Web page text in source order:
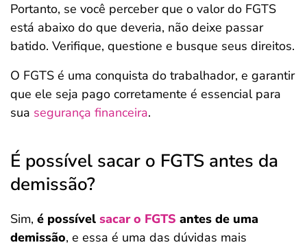
Portanto, se você perceber que o valor do FGTS
está abaixo do que deveria, não deixe passar
batido. Verifique, questione e busque seus direitos.
O FGTS é uma conquista do trabalhador, e garantir
que ele seja pago corretamente é essencial para
sua segurança financeira.
É possível sacar o FGTS antes da
demissão?
Sim, é possível sacar o FGTS antes de uma
demissão, e essa é uma das dúvidas mais